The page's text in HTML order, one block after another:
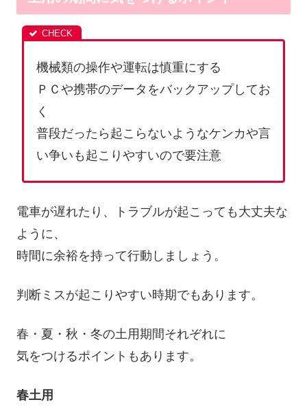
機械類の操作や運転は慎重にする
ＰＣや携帯のデータをバックアップしてお
く
普段だったら起こらないようなケンカや言
い争いも起こりやすいので要注意
電車が遅れたり、トラブルが起こっても大丈夫な
ように、
時間に余裕を持って行動しましょう。
判断ミスが起こりやすい時期でもあります。
春・夏・秋・冬の土用期間それぞれに
気をつけるポイントもあります。
春土用